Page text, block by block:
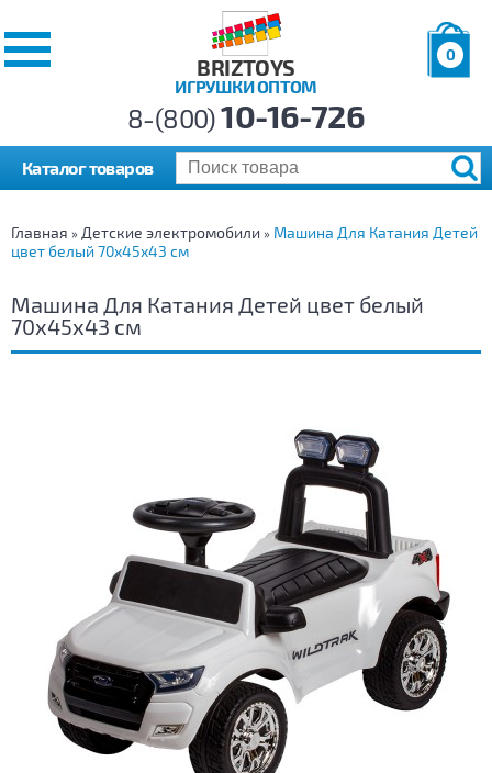
BRIZTOYS
ИГРУШКИ ОПТОМ
0
р.
8-(800)10-16-726
Каталог товаров
Главная » Детские электромобили » Машина Для Катания Детей
цвет белый 70х45х43 см
Машина Для Катания Детей цвет белый
70х45х43 см